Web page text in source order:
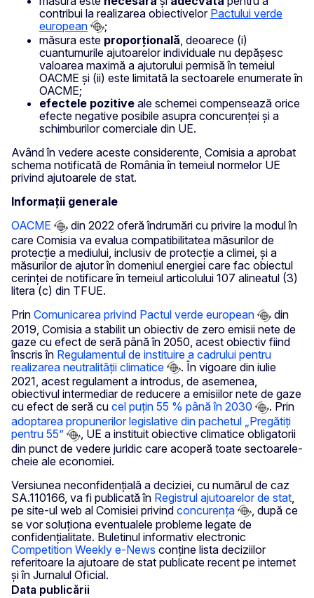
contribui la realizarea obiectivelor Pactului verde
european
;
măsura este proporțională, deoarece (i)
cuantumurile ajutoarelor individuale nu depășesc
valoarea maximă a ajutorului permisă în temeiul
OACME și (ii) este limitată la sectoarele enumerate în
OACME;
efectele pozitive ale schemei compensează orice
efecte negative posibile asupra concurenței și a
schimburilor comerciale din UE.
Având în vedere aceste considerente, Comisia a aprobat
schema notificată de România în temeiul normelor UE
privind ajutoarele de stat.
Informații generale
OACME
din 2022 oferă îndrumări cu privire la modul în
care Comisia va evalua compatibilitatea măsurilor de
protecție a mediului, inclusiv de protecție a climei, și a
măsurilor de ajutor în domeniul energiei care fac obiectul
cerinței de notificare în temeiul articolului 107 alineatul (3)
litera (c) din TFUE.
Prin Comunicarea privind Pactul verde european
din
2019, Comisia a stabilit un obiectiv de zero emisii nete de
gaze cu efect de seră până în 2050, acest obiectiv fiind
înscris în Regulamentul de instituire a cadrului pentru
realizarea neutralității climatice
. În vigoare din iulie
2021, acest regulament a introdus, de asemenea,
obiectivul intermediar de reducere a emisiilor nete de gaze
cu efect de seră cu cel puțin 55 % până în 2030
. Prin
adoptarea propunerilor legislative din pachetul „Pregătiți
pentru 55”
, UE a instituit obiective climatice obligatorii
din punct de vedere juridic care acoperă toate sectoarele-
cheie ale economiei.
Versiunea neconfidențială a deciziei, cu numărul de caz
SA.110166, va fi publicată în Registrul ajutoarelor de stat
pe site-ul web al Comisiei privind concurența
, după ce
se vor soluționa eventualele probleme legate de
confidențialitate. Buletinul informativ electronic
Competition Weekly e-News conține lista deciziilor
referitoare la ajutoare de stat publicate recent pe internet
și în Jurnalul Oficial.
Data publicării